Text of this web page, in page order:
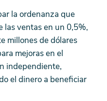
la ordenanza que
las ventas en un 0,5%,
millones de dólares
mejoras en el
independiente,
el dinero a beneficiar